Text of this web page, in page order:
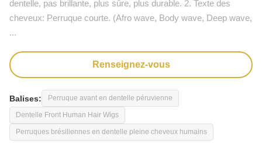
dentelle, pas brillante, plus sûre, plus durable. 2. Texte des
cheveux: Perruque courte. (Afro wave, Body wave, Deep wave,
...
Renseignez-vous
Balises: Perruque avant en dentelle péruvienne
Dentelle Front Human Hair Wigs
Perruques brésiliennes en dentelle pleine cheveux humains